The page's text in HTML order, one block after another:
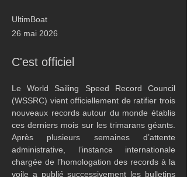
UltimBoat
26 mai 2026
C'est officiel
Le World Sailing Speed Record Council
(WSSRC) vient officiellement de ratifier trois
nouveaux records autour du monde établis
ces derniers mois sur les trimarans géants.
Après plusieurs semaines d’attente
administrative, l’instance internationale
chargée de l’homologation des records à la
voile a publié successivement les bulletins